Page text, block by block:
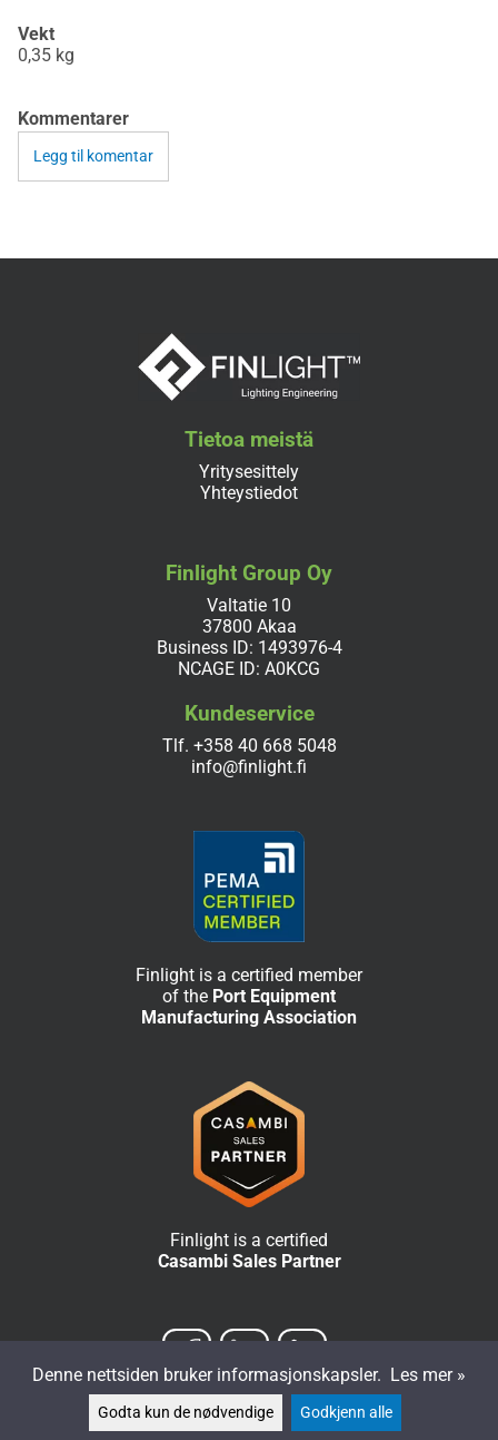
Vekt
0,35 kg
Kommentarer
Legg til komentar
Tietoa meistä
Yritysesittely
Yhteystiedot
Finlight Group Oy
Valtatie 10
37800 Akaa
Business ID: 1493976-4
NCAGE ID: A0KCG
Kundeservice
Tlf. +358 40 668 5048
info@finlight.fi
Finlight is a certified member
of the Port Equipment
Manufacturing Association
Finlight is a certified
Casambi Sales Partner
Denne nettsiden bruker informasjonskapsler. Les mer »
Godta kun de nødvendige Godkjenn alle